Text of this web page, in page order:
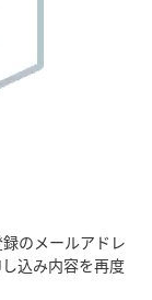
のメールアドレ
込み内容を再度